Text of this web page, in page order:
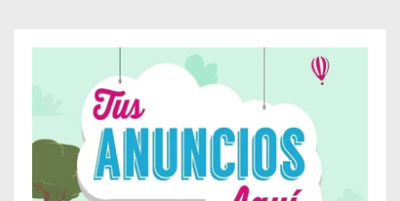
r